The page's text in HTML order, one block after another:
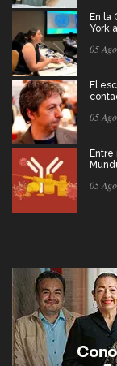
En la
York
05
El
05
Entre
05